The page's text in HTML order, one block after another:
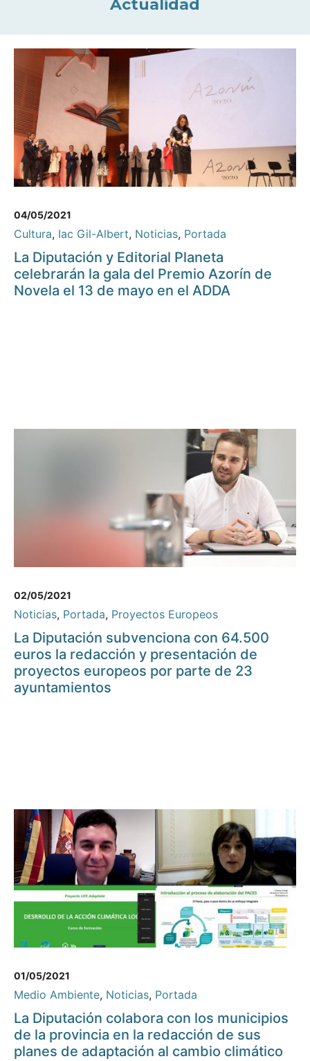
Actualidad
04/05/2021
Cultura, Iac Gil-Albert, Noticias, Portada
La Diputación y Editorial Planeta
celebrarán la gala del Premio Azorín de
Novela el 13 de mayo en el ADDA
02/05/2021
Noticias, Portada, Proyectos Europeos
La Diputación subvenciona con 64.500
euros la redacción y presentación de
proyectos europeos por parte de 23
ayuntamientos
01/05/2021
Medio Ambiente, Noticias, Portada
La Diputación colabora con los municipios
de la provincia en la redacción de sus
planes de adaptación al cambio climático